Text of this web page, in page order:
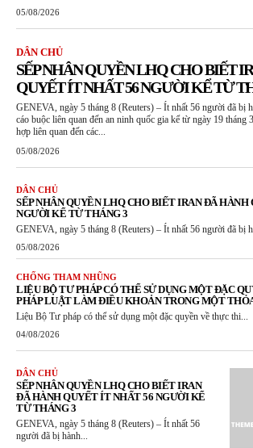
05/08/2026
DÂN CHỦ
SẾP NHÂN QUYỀN LHQ CHO BIẾT
QUYẾT ÍT NHẤT 56 NGƯỜI KỂ TỪ
GENEVA, ngày 5 tháng 8 (Reuters) – Ít nhất 56 người đã bị
cáo buộc liên quan đến an ninh quốc gia kể từ ngày 19 tháng
hợp liên quan đến các...
05/08/2026
DÂN CHỦ
SẾP NHÂN QUYỀN LHQ CHO BIẾT IRAN ĐÃ HÀNH
NGƯỜI KỂ TỪ THÁNG 3
GENEVA, ngày 5 tháng 8 (Reuters) – Ít nhất 56 người đã bị
05/08/2026
CHỐNG THAM NHŨNG
LIỆU BỘ TƯ PHÁP CÓ THỂ SỬ DỤNG MỘT ĐẶC
PHÁP LUẬT LÀM ĐIỀU KHOẢN TRONG MỘT
Liệu Bộ Tư pháp có thể sử dụng một đặc quyền về thực thi...
04/08/2026
DÂN CHỦ
SẾP NHÂN QUYỀN LHQ CHO BIẾT IRAN
ĐÃ HÀNH QUYẾT ÍT NHẤT 56 NGƯỜI KỂ
TỪ THÁNG 3
GENEVA, ngày 5 tháng 8 (Reuters) – Ít nhất 56
người đã bị hành...